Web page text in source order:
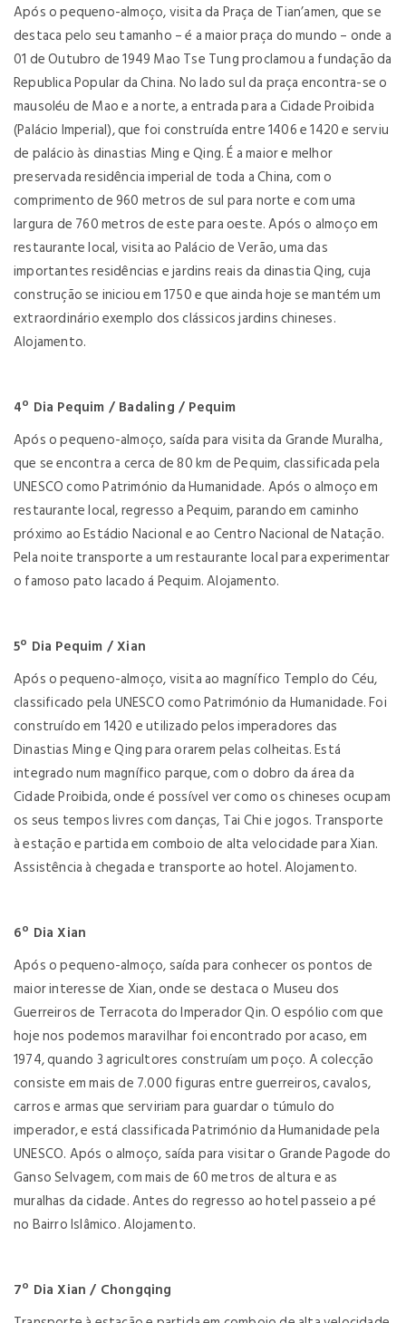
Após o pequeno-almoço, visita da Praça de Tian’amen, que se
destaca pelo seu tamanho – é a maior praça do mundo – onde a
01 de Outubro de 1949 Mao Tse Tung proclamou a fundação da
Republica Popular da China. No lado sul da praça encontra-se o
mausoléu de Mao e a norte, a entrada para a Cidade Proibida
(Palácio Imperial), que foi construída entre 1406 e 1420 e serviu
de palácio às dinastias Ming e Qing. É a maior e melhor
preservada residência imperial de toda a China, com o
comprimento de 960 metros de sul para norte e com uma
largura de 760 metros de este para oeste. Após o almoço em
restaurante local, visita ao Palácio de Verão, uma das
importantes residências e jardins reais da dinastia Qing, cuja
construção se iniciou em 1750 e que ainda hoje se mantém um
extraordinário exemplo dos clássicos jardins chineses.
Alojamento.
4º Dia Pequim / Badaling / Pequim
Após o pequeno-almoço, saída para visita da Grande Muralha,
que se encontra a cerca de 80 km de Pequim, classificada pela
UNESCO como Património da Humanidade. Após o almoço em
restaurante local, regresso a Pequim, parando em caminho
próximo ao Estádio Nacional e ao Centro Nacional de Natação.
Pela noite transporte a um restaurante local para experimentar
o famoso pato lacado á Pequim. Alojamento.
5º Dia Pequim / Xian
Após o pequeno-almoço, visita ao magnífico Templo do Céu,
classificado pela UNESCO como Património da Humanidade. Foi
construído em 1420 e utilizado pelos imperadores das
Dinastias Ming e Qing para orarem pelas colheitas. Está
integrado num magnífico parque, com o dobro da área da
Cidade Proibida, onde é possível ver como os chineses ocupam
os seus tempos livres com danças, Tai Chi e jogos. Transporte
à estação e partida em comboio de alta velocidade para Xian.
Assistência à chegada e transporte ao hotel. Alojamento.
6º Dia Xian
Após o pequeno-almoço, saída para conhecer os pontos de
maior interesse de Xian, onde se destaca o Museu dos
Guerreiros de Terracota do Imperador Qin. O espólio com que
hoje nos podemos maravilhar foi encontrado por acaso, em
1974, quando 3 agricultores construíam um poço. A colecção
consiste em mais de 7.000 figuras entre guerreiros, cavalos,
carros e armas que serviriam para guardar o túmulo do
imperador, e está classificada Património da Humanidade pela
UNESCO. Após o almoço, saída para visitar o Grande Pagode do
Ganso Selvagem, com mais de 60 metros de altura e as
muralhas da cidade. Antes do regresso ao hotel passeio a pé
no Bairro Islâmico. Alojamento.
7º Dia Xian / Chongqing